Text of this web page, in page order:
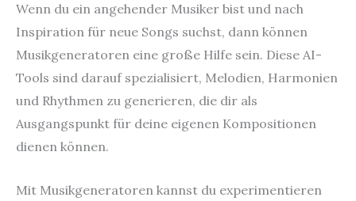
Wenn du ein angehender Musiker bist und nach
Inspiration für neue Songs suchst, dann können
Musikgeneratoren eine große Hilfe sein. Diese AI-
Tools sind darauf spezialisiert, Melodien, Harmonien
und Rhythmen zu generieren, die dir als
Ausgangspunkt für deine eigenen Kompositionen
dienen können.
Mit Musikgeneratoren kannst du experimentieren